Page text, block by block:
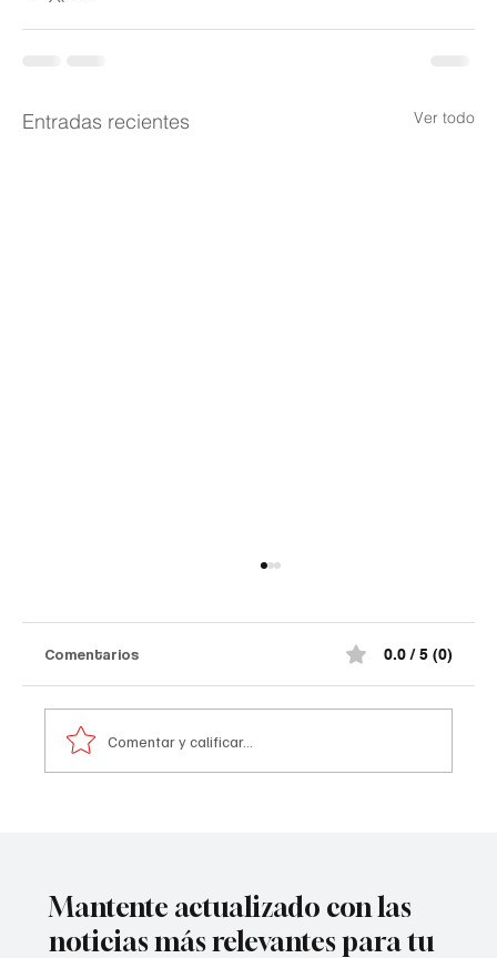
Entradas recientes Ver todo
terr0r1st@ de la madrugada
¡Impactante! Así quedó el comando de la
información preliminar, la explosión estuvo
acompañada por ráf@g@s
Comentarios 0.0 / 5 (0)
Comentar y calificar...
Mantente actualizado con las
noticias más relevantes para tu